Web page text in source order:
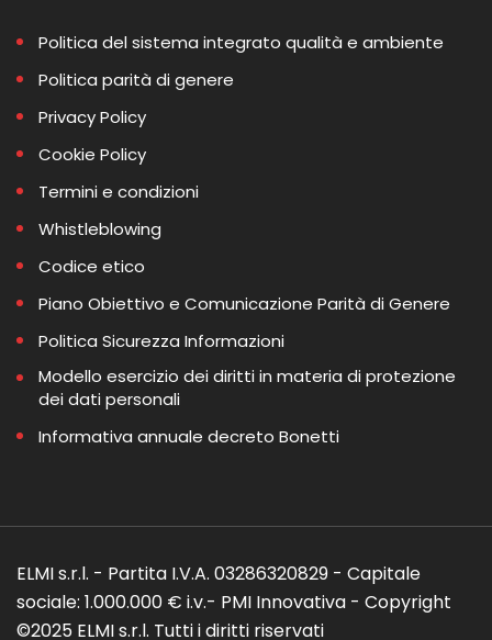
Politica del sistema integrato qualità e ambiente
Politica parità di genere
Privacy Policy
Cookie Policy
Termini e condizioni
Whistleblowing
Codice etico
Piano Obiettivo e Comunicazione Parità di Genere
Politica Sicurezza Informazioni
Modello esercizio dei diritti in materia di protezione
dei dati personali
Informativa annuale decreto Bonetti
ELMI s.r.l. - Partita I.V.A. 03286320829 - Capitale
sociale: 1.000.000 € i.v.- PMI Innovativa - Copyright
©2025 ELMI s.r.l. Tutti i diritti riservati